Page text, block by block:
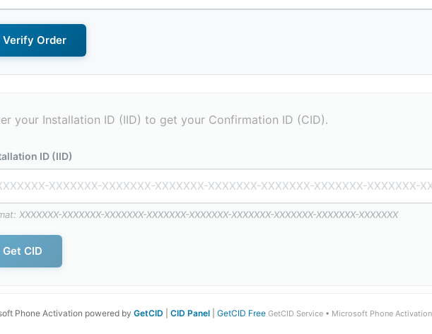
Verify Order
your Installation ID (IID) to get your Confirmation ID (CID).
ID (IID)
XXXXXXX-XXXXXXX-XXXXXXX-XXXXXXX-XXXXXXX-XXXXXXX-XXXXXXX-XXXXXXX-XXXXXXX
Get CID
Phone Activation powered by GetCID CID Panel GetCID Free GetCID Service • Microsoft Phone Activation